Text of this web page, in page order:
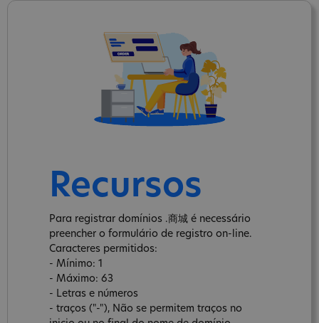
Recursos
Para registrar domínios .商城 é necessário
preencher o formulário de registro on-line.
Caracteres permitidos:
- Mínimo: 1
- Máximo: 63
- Letras e números
- traços ("-"), Não se permitem traços no